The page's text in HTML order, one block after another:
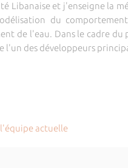
Libanaise et j'enseigne la
du
de l'eau. Dans le cadre
l'un des développeurs
actuelle